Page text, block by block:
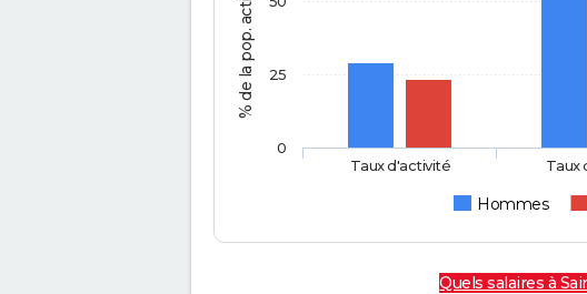
Hommes
Taux d'activité Taux
0
25
Quels salaires à